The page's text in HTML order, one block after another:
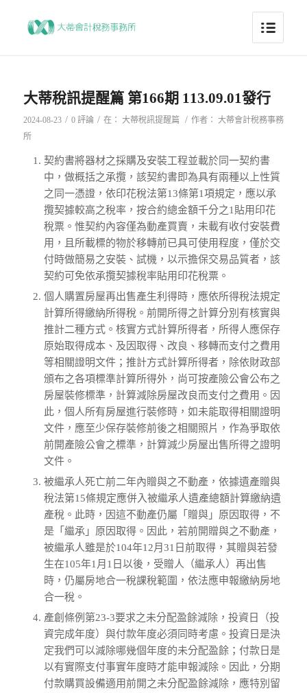
大蒂稅訊提醒篇 第166期 113.09.01發行
2024-08-23 / 0 評論 / 在： 大蒂稅訊提醒篇 / 作者： 大蒂會計稅務事務
所
契約書將器材之採購及安裝工程並載於同一契約書
中，做概括之承攬，該契約書即為具有兩種以上性質
之同一憑證，依印花稅法第13條第1項規定，應以承
攬契據較高之稅率，按合約總金額千分之1貼用印花
稅票。惟契約內容僅為動產買賣，未載有收付安裝費
用，且所載標的物於移轉前已具可使用程度，僅於交
付時做簡易之安裝、試機，以示擔保交易品質者，該
契約可免依承攬契據稅率貼用印花稅票。
個人購置房屋再出售產生利得時，應依所得稅法規定
計算所得繳納所得稅。前開所得之計算分別有核實與
推計二種方式。核實方式計算所得者，所得人應保存
原始取得成本、及因取得、改良、移轉而支付之費用
等相關證明文件；推計方式計算所得者，除依財政部
頒布之各項標準計算所得外，尚可按產險公會公布之
房屋裝修標準，計算減除房屋改良而支付之費用。因
此，個人所有房屋進行裝修時，如未能取得相關證明
文件，應至少保存裝修前後之相關照片，作為爭取依
前開產險公會之標準，計算減少房屋出售所得之證明
文件。
被繼承人死亡前二年內贈與之不動產，依據遺產贈與
稅法第15條規定應併入被繼承人遺產總額計算繳納遺
產稅。此時，因這不動產仍屬「贈與」原因取得，不
是「繼承」原因取得。因此，若前開贈與之不動產，
被繼承人雖是於104年12月31日前取得，其贈與若發
生在105年1月1日以後，受贈人（繼承人）再出售
時，仍屬房地合一稅課稅範圍，依法應申報繳納房地
合一稅。
產創條例第23-3要求之未分配盈餘減除，投資日（投
資完成年度）與付款年度必須同時考慮。投資日是決
定我們可以減除哪幾個年度的未分配盈餘；付款日是
以有實際支付事實年度時才能申報減除。因此，分期
付款購買設備適用前開之未分配盈餘減除，應特別留